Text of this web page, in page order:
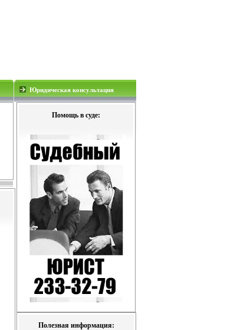
Юридическая консультация
Помощь в суде:
Полезная информация: